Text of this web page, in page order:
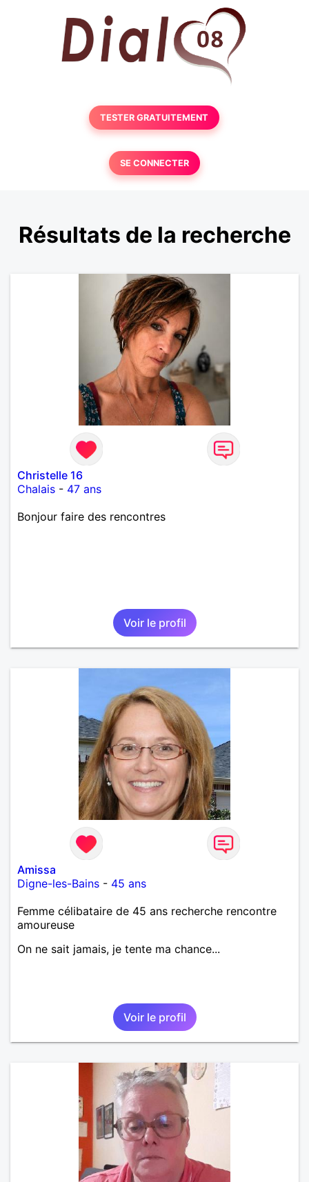
TESTER GRATUITEMENT
SE CONNECTER
Résultats de la recherche
Christelle 16
Chalais - 47 ans
Bonjour faire des rencontres
Voir le profil
Amissa
Digne-les-Bains - 45 ans
Femme célibataire de 45 ans recherche rencontre
amoureuse
On ne sait jamais, je tente ma chance...
Voir le profil